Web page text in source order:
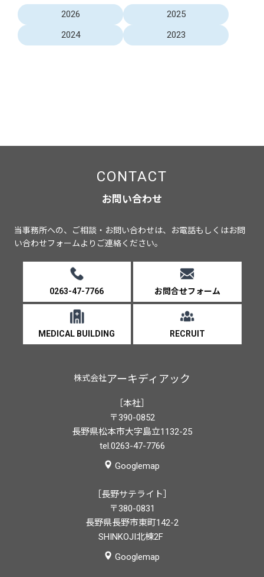
2026
2025
2024
2023
CONTACT
お問い合わせ
当事務所への、ご相談・お問い合わせは、お電話もしくはお問
い合わせフォームよりご連絡ください。
0263-47-7766 お問合せフォーム
MEDICAL BUILDING RECRUIT
株式会社アーキディアック
［本社］
〒390-0852
長野県松本市大字島立1132-25
tel.0263-47-7766
Googlemap
［長野サテライト］
〒380-0831
長野県長野市東町142-2
SHINKOJI北棟2F
Googlemap